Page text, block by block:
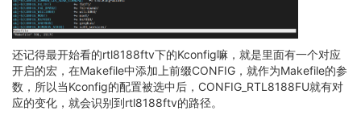
还记得最开始看的rtl8188ftv下的Kconfig嘛，就是里面有一个对应
开启的宏，在Makefile中添加上前缀CONFIG，就作为Makefile的参
数，所以当Kconfig的配置被选中后，CONFIG_RTL8188FU就有对
应的变化，就会识别到rtl8188ftv的路径。